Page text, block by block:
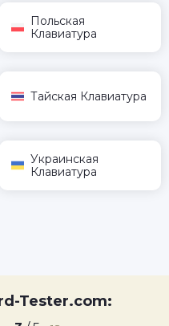
Польская
Клавиатура
Тайская Клавиатура
Украинская
Клавиатура
Tester.com: